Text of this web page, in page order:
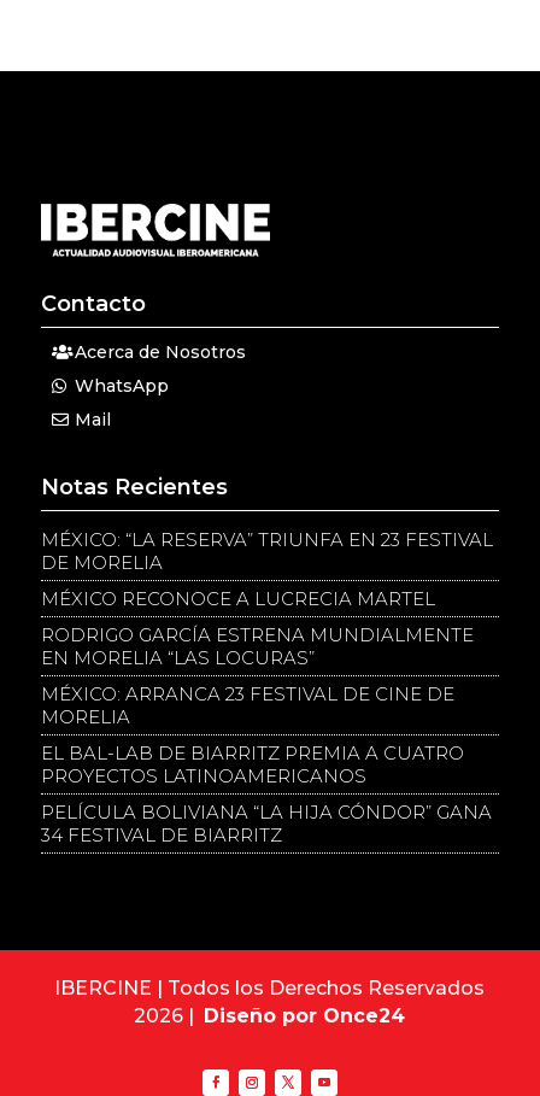
Contacto
Acerca de Nosotros
WhatsApp
Mail
Notas Recientes
MÉXICO: “LA RESERVA” TRIUNFA EN 23 FESTIVAL
DE MORELIA
MÉXICO RECONOCE A LUCRECIA MARTEL
RODRIGO GARCÍA ESTRENA MUNDIALMENTE
EN MORELIA “LAS LOCURAS”
MÉXICO: ARRANCA 23 FESTIVAL DE CINE DE
MORELIA
EL BAL-LAB DE BIARRITZ PREMIA A CUATRO
PROYECTOS LATINOAMERICANOS
PELÍCULA BOLIVIANA “LA HIJA CÓNDOR” GANA
34 FESTIVAL DE BIARRITZ
IBERCINE | Todos los Derechos Reservados
2026 | Diseño por Once24